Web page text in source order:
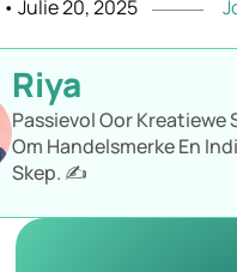
• Julie 20, 2025
Riya
Passievol Oor
Om Handelsmerke En
Skep. ✍️